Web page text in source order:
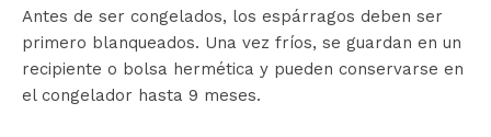
Antes de ser congelados, los espárragos deben ser
primero blanqueados. Una vez fríos, se guardan en un
recipiente o bolsa hermética y pueden conservarse en
el congelador hasta 9 meses.